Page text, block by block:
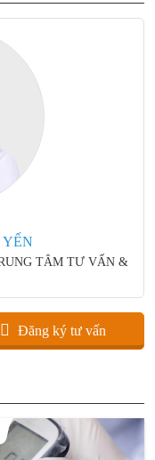
TÂM TƯ VẤN &
Đăng ký tư vấn